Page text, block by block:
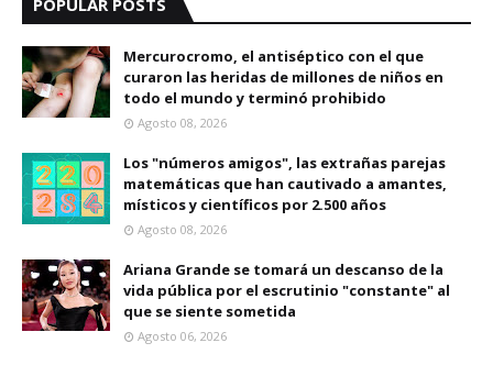
POPULAR POSTS
Mercurocromo, el antiséptico con el que
curaron las heridas de millones de niños en
todo el mundo y terminó prohibido
Agosto 08, 2026
Los "números amigos", las extrañas parejas
matemáticas que han cautivado a amantes,
místicos y científicos por 2.500 años
Agosto 08, 2026
Ariana Grande se tomará un descanso de la
vida pública por el escrutinio "constante" al
que se siente sometida
Agosto 06, 2026